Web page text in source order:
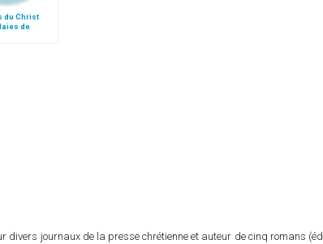
du Christ
de
divers journaux de la presse chrétienne et auteur de cinq romans (éd.